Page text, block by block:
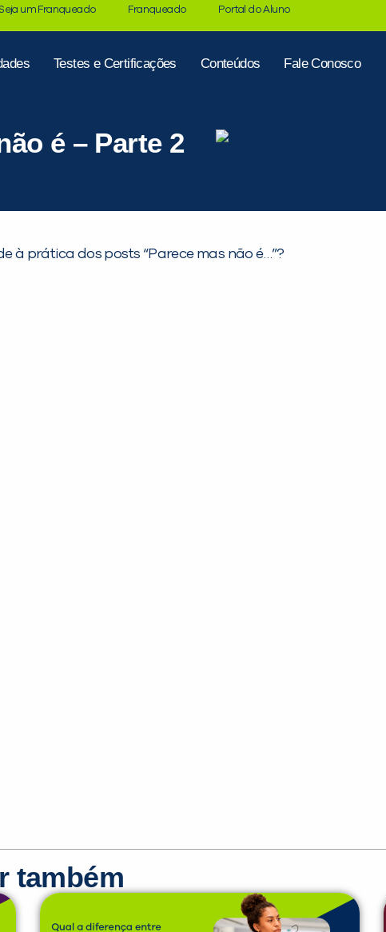
Seja um Franqueado Franqueado Portal do Aluno
Testes e Certificações Conteúdos Fale Conosco
é – Parte 2
à prática dos posts “Parece mas não é…”?
também